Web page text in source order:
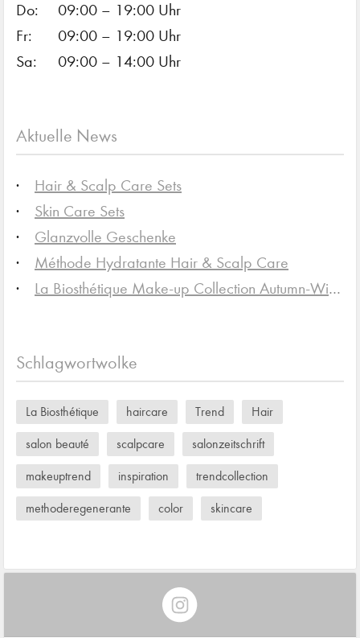
Do:
09:00 – 19:00 Uhr
Fr:
09:00 – 19:00 Uhr
Sa:
09:00 – 14:00 Uhr
Aktuelle News
Hair & Scalp Care Sets
Skin Care Sets
Glanzvolle Geschenke
Méthode Hydratante Hair & Scalp Care
La Biosthétique Make-up Collection Autumn-Winter 2025/26
Schlagwortwolke
La Biosthétique haircare Trend Hair
salon beauté scalpcare salonzeitschrift
makeuptrend inspiration trendcollection
methoderegenerante color skincare